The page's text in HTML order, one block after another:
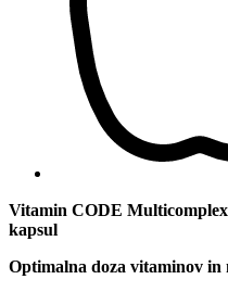
Vitamin CODE
kapsul
Optimalna doza vitaminov in